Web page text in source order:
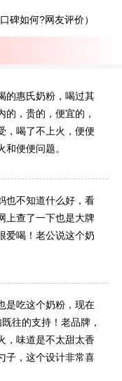
碑如何?网友评价）
的惠氏奶粉，喝过其
的，贵的，便宜的，
，喝了不上火，便便
便便问题。
也不知道什么好，看
上查了一下也是大牌
爱喝！老公说这个奶
是吃这个奶粉，现在
往的支持！老品牌，
，味道是不太甜太香
子，这个设计非常喜